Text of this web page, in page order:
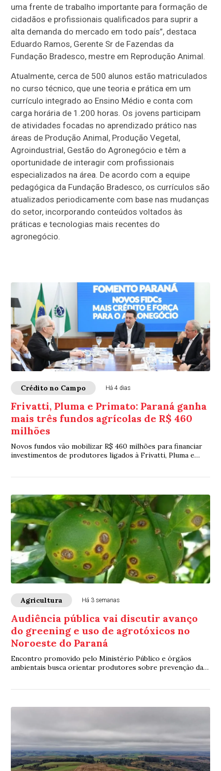
uma frente de trabalho importante para formação de
cidadãos e profissionais qualificados para suprir a
alta demanda do mercado em todo país”, destaca
Eduardo Ramos, Gerente Sr de Fazendas da
Fundação Bradesco, mestre em Reprodução Animal.
Atualmente, cerca de 500 alunos estão matriculados
no curso técnico, que une teoria e prática em um
currículo integrado ao Ensino Médio e conta com
carga horária de 1.200 horas. Os jovens participam
de atividades focadas no aprendizado prático nas
áreas de Produção Animal, Produção Vegetal,
Agroindustrial, Gestão do Agronegócio e têm a
oportunidade de interagir com profissionais
especializados na área. De acordo com a equipe
pedagógica da Fundação Bradesco, os currículos são
atualizados periodicamente com base nas mudanças
do setor, incorporando conteúdos voltados às
práticas e tecnologias mais recentes do
agronegócio.
Crédito no Campo Há 4 dias
Frivatti, Pluma e Primato: Paraná ganha
mais três fundos agrícolas de R$ 460
milhões
Novos fundos vão mobilizar R$ 460 milhões para financiar
investimentos de produtores ligados à Frivatti, Pluma e
Agricultura Há 3 semanas
Audiência pública vai discutir avanço
do greening e uso de agrotóxicos no
Noroeste do Paraná
Encontro promovido pelo Ministério Público e órgãos
ambientais busca orientar produtores sobre prevenção da